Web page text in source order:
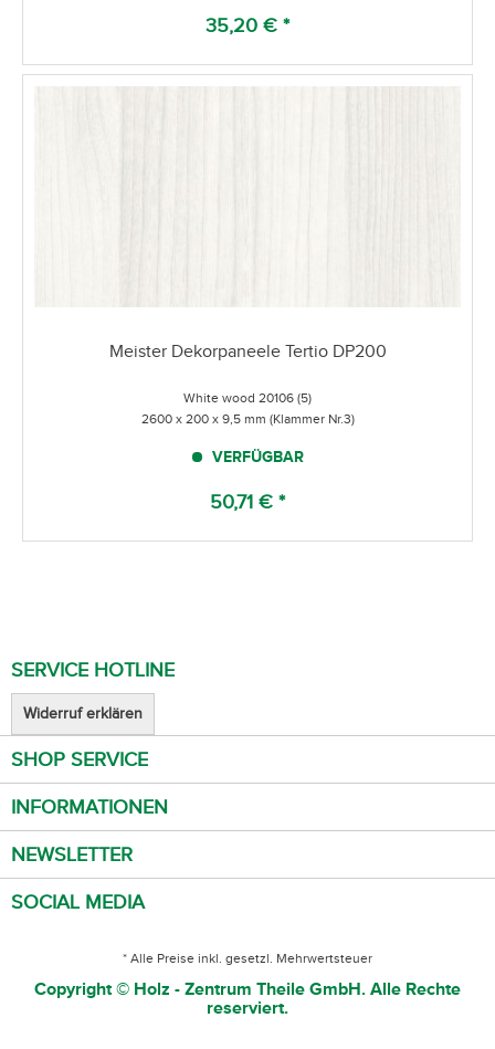
35,20 € *
Meister Dekorpaneele Tertio DP200
White wood 20106 (5)
2600 x 200 x 9,5 mm (Klammer Nr.3)
VERFÜGBAR
50,71 € *
SERVICE HOTLINE
Widerruf erklären
SHOP SERVICE
INFORMATIONEN
NEWSLETTER
SOCIAL MEDIA
* Alle Preise inkl. gesetzl. Mehrwertsteuer
Copyright © Holz - Zentrum Theile GmbH. Alle Rechte
reserviert.